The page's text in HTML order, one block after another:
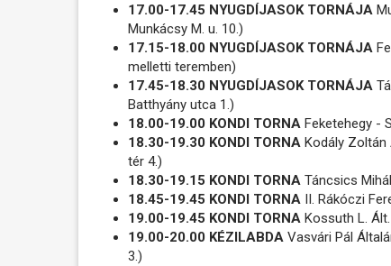
17.00-17.45 NYUGDÍJASOK TORNÁJA
Munkácsy M. u. 10.)
17.15-18.00 NYUGDÍJASOK TORNÁJA
melletti teremben)
17.45-18.30 NYUGDÍJASOK TORNÁJA
Batthyány utca 1.)
18.00-19.00 KONDI TORNA Feketehegy -
18.30-19.30 KONDI TORNA Kodály Zoltán
tér 4.)
18.30-19.15 KONDI TORNA Táncsics
18.45-19.45 KONDI TORNA II. Rákóczi
19.00-19.45 KONDI TORNA Kossuth L.
19.00-20.00 KÉZILABDA Vasvári Pál
3.)